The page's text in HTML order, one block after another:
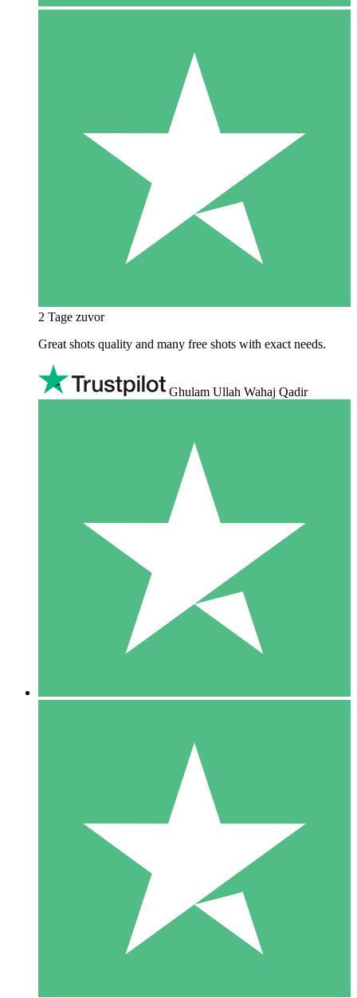
2 Tage zuvor
Great shots quality and many free shots with exact needs.
Ghulam Ullah Wahaj Qadir